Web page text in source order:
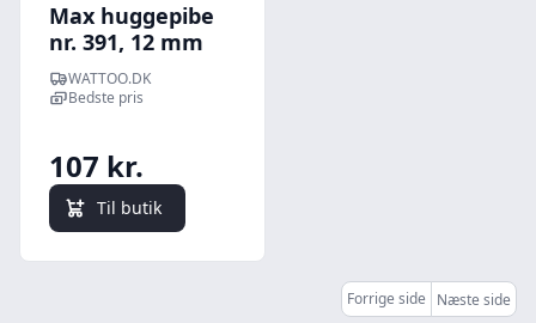
Max huggepibe
nr. 391, 12 mm
WATTOO.DK
Bedste pris
107 kr.
Til butik
Forrige side Næste side